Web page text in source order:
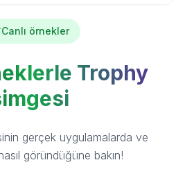
Canlı örnekler
Trophy
gerçek uygulamalarda ve
göründüğüne bakın!